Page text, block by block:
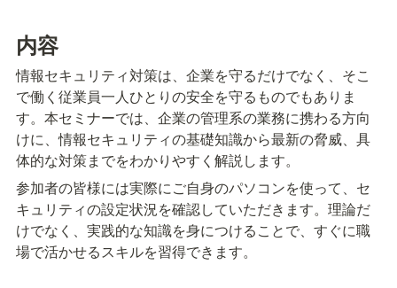
内容
情報セキュリティ対策は、企業を守るだけでなく、そこ
で働く従業員一人ひとりの安全を守るものでもありま
す。本セミナーでは、企業の管理系の業務に携わる方向
けに、情報セキュリティの基礎知識から最新の脅威、具
体的な対策までをわかりやすく解説します。
参加者の皆様には実際にご自身のパソコンを使って、セ
キュリティの設定状況を確認していただきます。理論だ
けでなく、実践的な知識を身につけることで、すぐに職
場で活かせるスキルを習得できます。